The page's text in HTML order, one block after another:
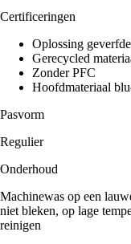
Certificeringen
Oplossing
Gerecycled
Zonder PFC
Hoofdmateriaal
Pasvorm
Regulier
Onderhoud
Machinewas op een
niet bleken, op lage
reinigen